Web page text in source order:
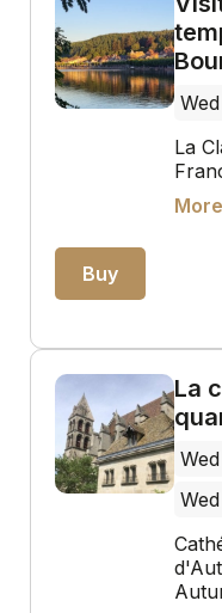
La
Buy
La